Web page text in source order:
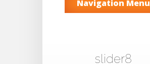
Navigation Menu
slider8